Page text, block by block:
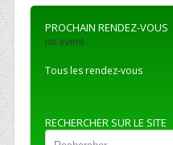
PROCHAIN RENDEZ-VOUS
no event
Tous les rendez-vous
RECHERCHER SUR LE SITE
Recherche